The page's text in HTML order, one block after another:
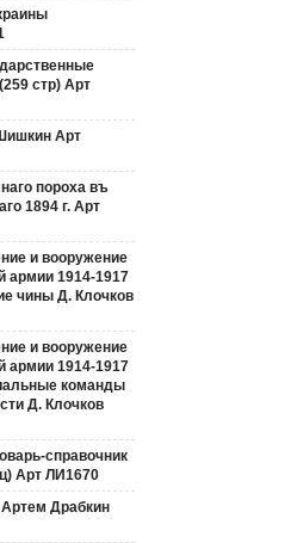
стр) Арт
Арт
пороха въ
1894 г. Арт
и вооружение
армии 1914-1917
чины Д. Клочков
и вооружение
армии 1914-1917
команды
Д. Клочков
справочник
Арт ЛИ1670
Драбкин